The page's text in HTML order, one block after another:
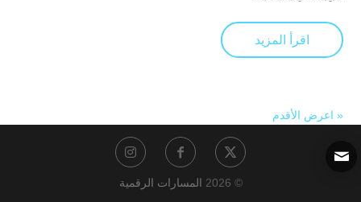
اقرأ المزيد
« اعرض الأقدم
© 2026 المسارات الرقمية